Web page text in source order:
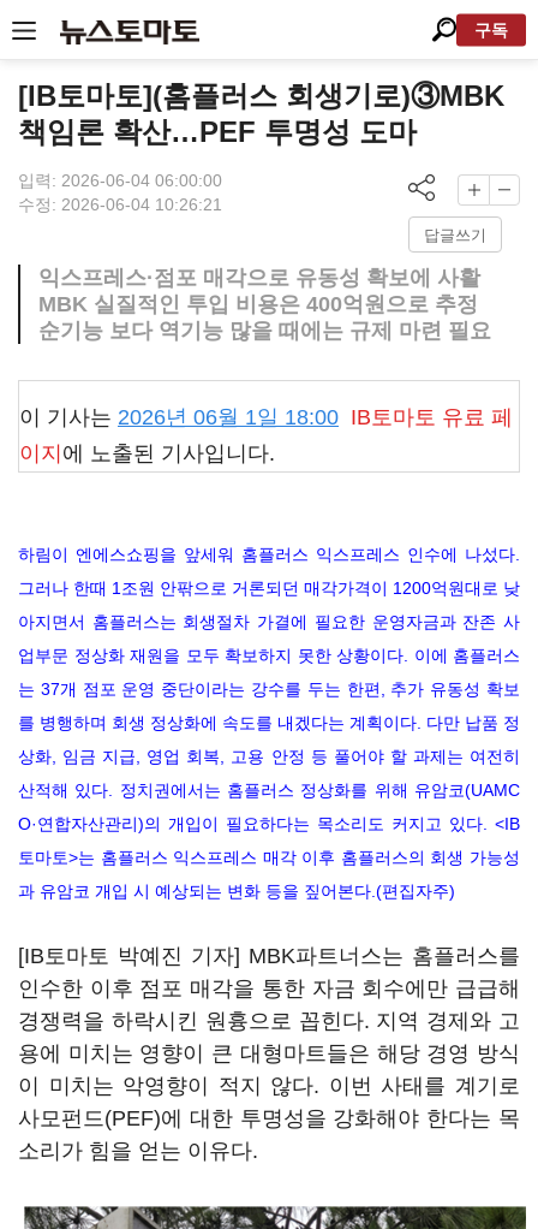
구독
[IB토마토](홈플러스 회생기로)③MBK
책임론 확산…PEF 투명성 도마
입력: 2026-06-04 06:00:00
수정: 2026-06-04 10:26:21
답글쓰기
익스프레스·점포 매각으로 유동성 확보에 사활
MBK 실질적인 투입 비용은 400억원으로 추정
순기능 보다 역기능 많을 때에는 규제 마련 필요
이 기사는 2026년 06월 1일 18:00 IB토마토 유료 페
이지 에 노출된 기사입니다.
하림이 엔에스쇼핑을 앞세워 홈플러스 익스프레스 인수에 나섰다.
그러나 한때 1조원 안팎으로 거론되던 매각가격이 1200억원대로 낮
아지면서 홈플러스는 회생절차 가결에 필요한 운영자금과 잔존 사
업부문 정상화 재원을 모두 확보하지 못한 상황이다. 이에 홈플러스
는 37개 점포 운영 중단이라는 강수를 두는 한편, 추가 유동성 확보
를 병행하며 회생 정상화에 속도를 내겠다는 계획이다. 다만 납품 정
상화, 임금 지급, 영업 회복, 고용 안정 등 풀어야 할 과제는 여전히
산적해 있다. 정치권에서는 홈플러스 정상화를 위해 유암코(UAMC
O·연합자산관리)의 개입이 필요하다는 목소리도 커지고 있다. <IB
토마토>는 홈플러스 익스프레스 매각 이후 홈플러스의 회생 가능성
과 유암코 개입 시 예상되는 변화 등을 짚어본다.(편집자주)
[IB토마토 박예진 기자] MBK파트너스는 홈플러스를
인수한 이후 점포 매각을 통한 자금 회수에만 급급해
경쟁력을 하락시킨 원흉으로 꼽힌다. 지역 경제와 고
용에 미치는 영향이 큰 대형마트들은 해당 경영 방식
이 미치는 악영향이 적지 않다. 이번 사태를 계기로
사모펀드(PEF)에 대한 투명성을 강화해야 한다는 목
소리가 힘을 얻는 이유다.